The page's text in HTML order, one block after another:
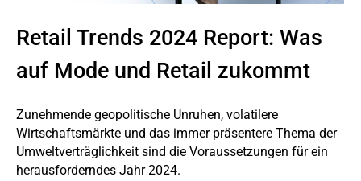
Retail Trends 2024 Report: Was
auf Mode und Retail zukommt
Zunehmende geopolitische Unruhen, volatilere
Wirtschaftsmärkte und das immer präsentere Thema der
Umweltverträglichkeit sind die Voraussetzungen für ein
herausforderndes Jahr 2024.